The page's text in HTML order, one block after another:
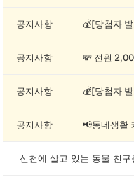
공지사항
공지사항
공지사항
공지사항 📢동네생활
신천에 살고 있는 동물 친구